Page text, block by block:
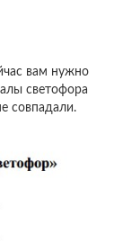
вам нужно
светофора
совпадали.